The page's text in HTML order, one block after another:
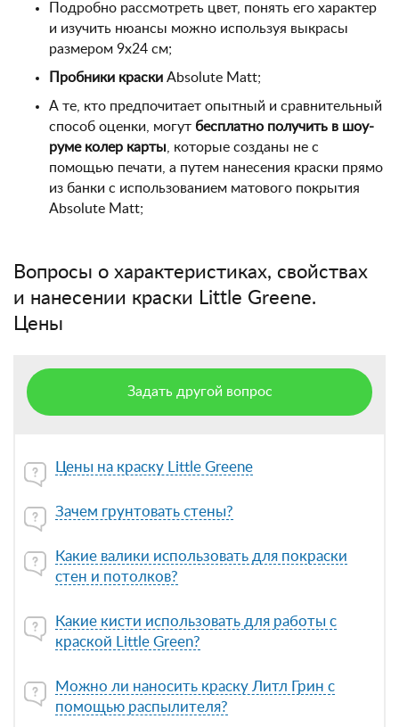
Подробно рассмотреть цвет, понять его характер
и изучить нюансы можно используя выкрасы
размером 9х24 см;
Пробники краски Absolute Matt;
А те, кто предпочитает опытный и сравнительный
способ оценки, могут бесплатно получить в шоу-
руме колер карты , которые созданы не с
помощью печати, а путем нанесения краски прямо
из банки с использованием матового покрытия
Absolute Matt;
Вопросы о характеристиках, свойствах
и нанесении краски Little Greene.
Цены
Задать другой вопрос
Цены на краску Little Greene
Зачем грунтовать стены?
Какие валики использовать для покраски
стен и потолков?
Какие кисти использовать для работы с
краской Little Green?
Можно ли наносить краску Литл Грин с
помощью распылителя?